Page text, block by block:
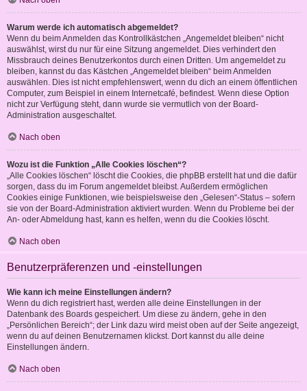
Warum werde ich automatisch abgemeldet?
Wenn du beim Anmelden das Kontrollkästchen „Angemeldet bleiben“ nicht
auswählst, wirst du nur für eine Sitzung angemeldet. Dies verhindert den
Missbrauch deines Benutzerkontos durch einen Dritten. Um angemeldet zu
bleiben, kannst du das Kästchen „Angemeldet bleiben“ beim Anmelden
auswählen. Dies ist nicht empfehlenswert, wenn du dich an einem öffentlichen
Computer, zum Beispiel in einem Internetcafé, befindest. Wenn diese Option
nicht zur Verfügung steht, dann wurde sie vermutlich von der Board-
Administration ausgeschaltet.
Nach oben
Wozu ist die Funktion „Alle Cookies löschen“?
„Alle Cookies löschen“ löscht die Cookies, die phpBB erstellt hat und die dafür
sorgen, dass du im Forum angemeldet bleibst. Außerdem ermöglichen
Cookies einige Funktionen, wie beispielsweise den „Gelesen“-Status – sofern
sie von der Board-Administration aktiviert wurden. Wenn du Probleme bei der
An- oder Abmeldung hast, kann es helfen, wenn du die Cookies löscht.
Nach oben
Benutzerpräferenzen und -einstellungen
Wie kann ich meine Einstellungen ändern?
Wenn du dich registriert hast, werden alle deine Einstellungen in der
Datenbank des Boards gespeichert. Um diese zu ändern, gehe in den
„Persönlichen Bereich“; der Link dazu wird meist oben auf der Seite angezeigt,
wenn du auf deinen Benutzernamen klickst. Dort kannst du alle deine
Einstellungen ändern.
Nach oben